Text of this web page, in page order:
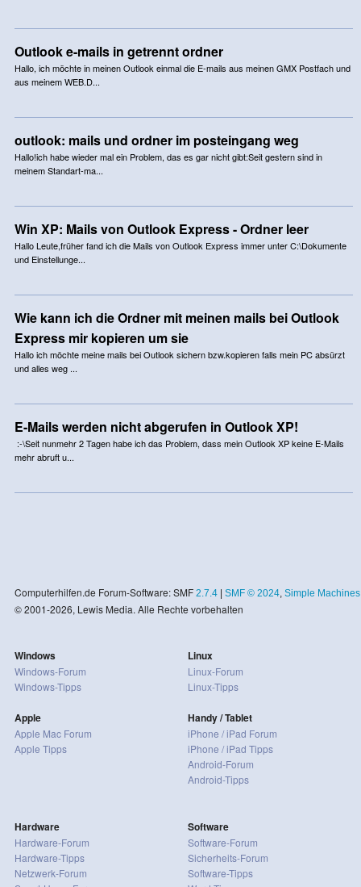
Outlook e-mails in getrennt ordner
Hallo, ich möchte in meinen Outlook einmal die E-mails aus meinen GMX Postfach und
aus meinem WEB.D...
outlook: mails und ordner im posteingang weg
Hallo!ich habe wieder mal ein Problem, das es gar nicht gibt:Seit gestern sind in
meinem Standart-ma...
Win XP: Mails von Outlook Express - Ordner leer
Hallo Leute,früher fand ich die Mails von Outlook Express immer unter C:\Dokumente
und Einstellunge...
Wie kann ich die Ordner mit meinen mails bei Outlook
Express mir kopieren um sie
Hallo ich möchte meine mails bei Outlook sichern bzw.kopieren falls mein PC absürzt
und alles weg ...
E-Mails werden nicht abgerufen in Outlook XP!
:-\Seit nunmehr 2 Tagen habe ich das Problem, dass mein Outlook XP keine E-Mails
mehr abruft u...
Computerhilfen.de Forum-Software: SMF 2.7.4| SMF © 2024, Simple Machines
© 2001-2026, Lewis Media. Alle Rechte vorbehalten
Windows
Windows-Forum
Windows-Tipps
Apple
Apple Mac Forum
Apple Tipps
Linux
Linux-Forum
Linux-Tipps
Handy / Tablet
iPhone / iPad Forum
iPhone / iPad Tipps
Android-Forum
Android-Tipps
Hardware
Hardware-Forum
Hardware-Tipps
Netzwerk-Forum
Software
Software-Forum
Sicherheits-Forum
Software-Tipps